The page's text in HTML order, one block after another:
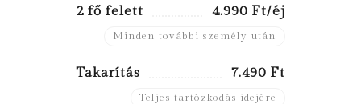
2 fő felett 4.990 Ft/éj
Minden további személy után
Takarítás 7.490 Ft
Teljes tartózkodás idejére